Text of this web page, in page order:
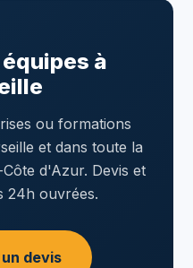
à
ou formations
et dans toute la
d'Azur. Devis et
24h ouvrées.
devis